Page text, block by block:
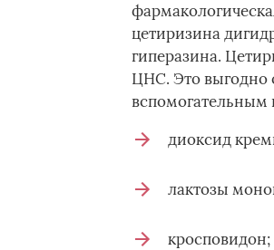
цетиризина
гиперазина.
ЦНС. Это выгодно
вспомогательным
диоксид
лактозы
кросповидон;